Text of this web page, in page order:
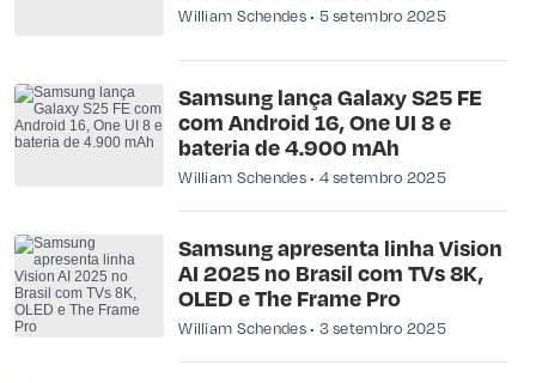
William Schendes 5 setembro 2025
Samsung lança Galaxy S25 FE
com Android 16, One UI 8 e
bateria de 4.900 mAh
William Schendes 4 setembro 2025
Samsung apresenta linha Vision
AI 2025 no Brasil com TVs 8K,
OLED e The Frame Pro
William Schendes 3 setembro 2025